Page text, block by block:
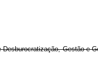
Gestão e